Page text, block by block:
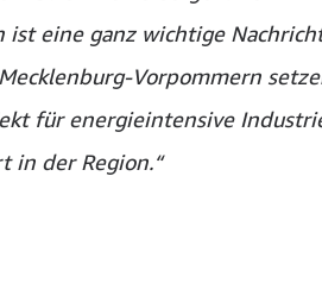
ist eine ganz wichtige
Vorpommern
für energieintensive
in der Region.“